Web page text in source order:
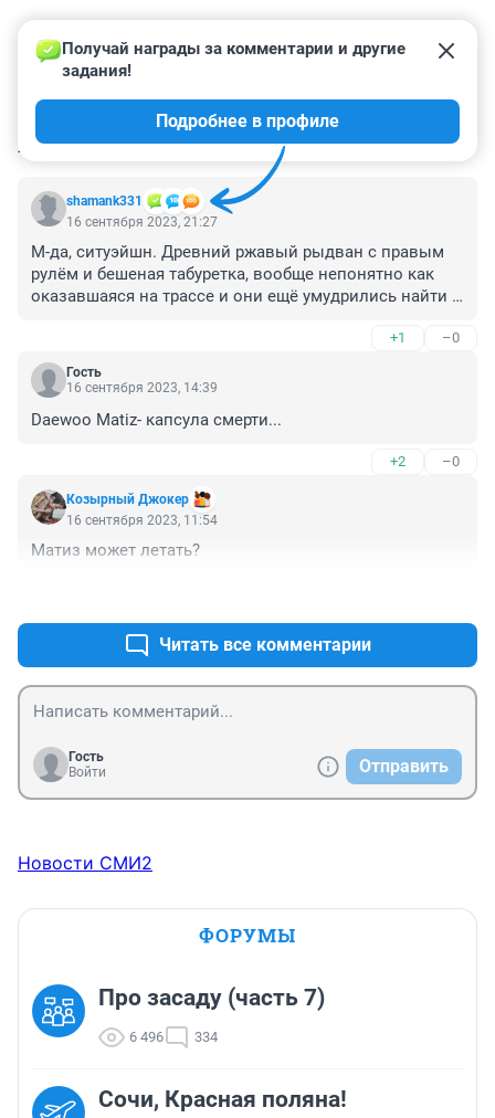
КОММЕНТАРИИ 15
shamank331
Получай награды за комментарии и другие
задания!
Подробнее в профиле
16 сентября 2023, 21:27
М-да, ситуэйшн. Древний ржавый рыдван с правым
рулём и бешеная табуретка, вообще непонятно как
оказавшаяся на трассе и они ещё умудрились найти
мнению оба неадекватные, на их машинах по трассе
надо 60 потолком идти, край 70, пропуская попутный
транспорт вжимаясь в обочину по мере скопления, а
ходят.
+1 –0
Гость
16 сентября 2023, 14:39
Daewoo Matiz- капсула смерти...
+2 –0
Козырный Джокер
16 сентября 2023, 11:54
Матиз может летать?
Читать все комментарии
Гость
Войти
Отправить
Новости СМИ2
ФОРУМЫ
Про засаду (часть 7)
6 496 334
Сочи, Красная поляна!